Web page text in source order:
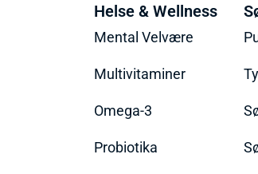
Helse & Wellness
Mental Velvære
Multivitaminer
Omega-3
Probiotika